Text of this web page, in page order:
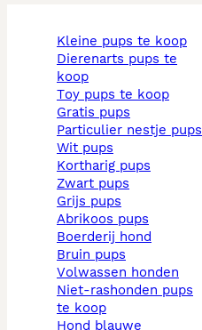
kleine pups te koop
dierenarts pups te
koop
toy pups te koop
gratis pups
particulier nestje pups
wit pups
kortharig pups
zwart pups
grijs pups
abrikoos pups
boerderij hond
bruin pups
volwassen honden
niet-rashonden pups
te koop
hond blauwe